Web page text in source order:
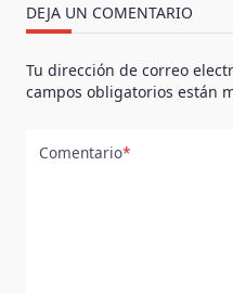
DEJA UN COMENTARIO
Tu dirección de correo
campos obligatorios están
Comentario*